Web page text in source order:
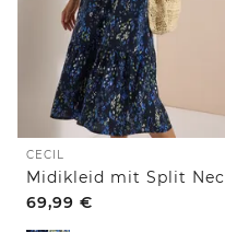
CECIL
69,99 €